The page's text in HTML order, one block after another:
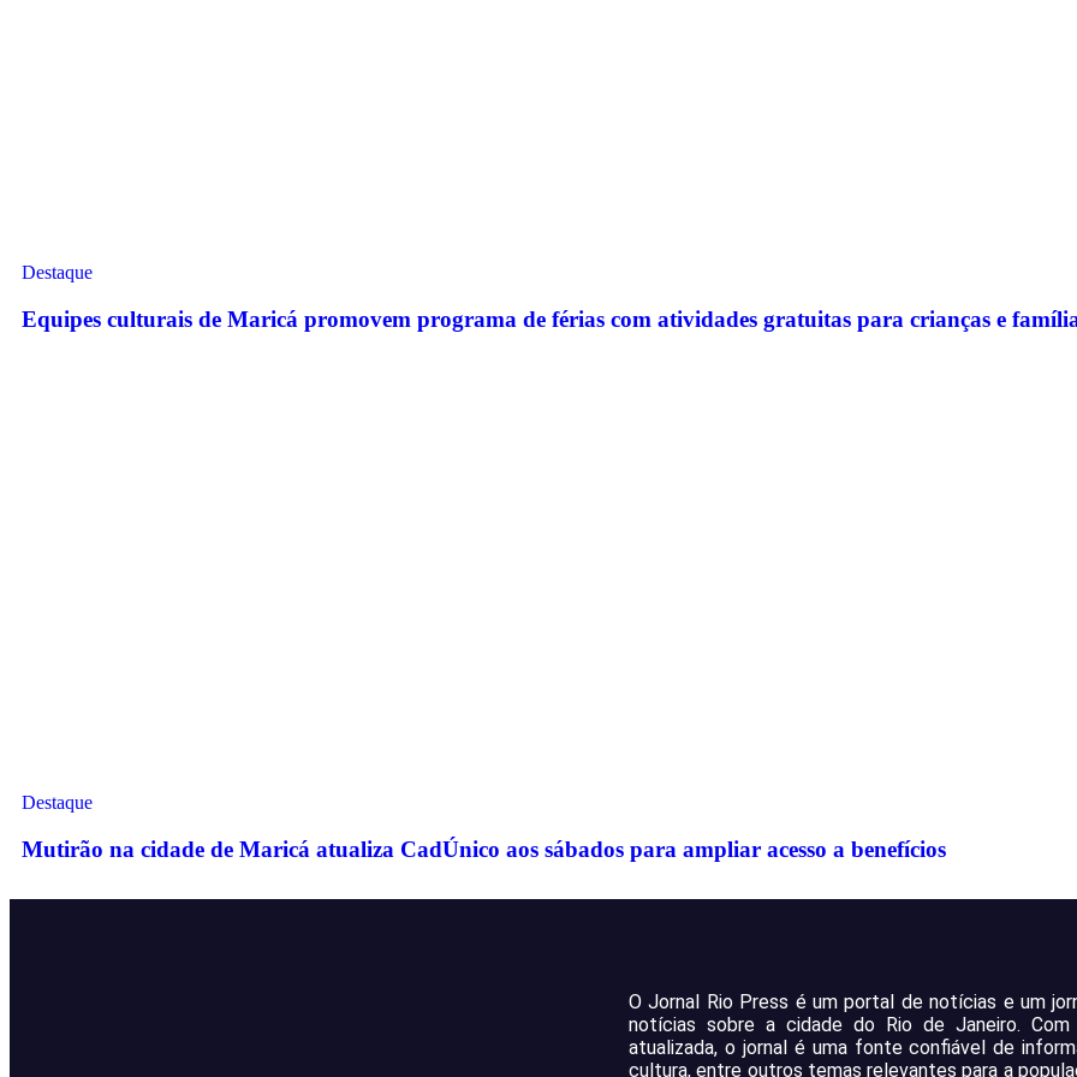
Destaque
Equipes culturais de Maricá promovem programa de férias com atividades gratuitas para crianças e
Destaque
Mutirão na cidade de Maricá atualiza CadÚnico aos sábados para ampliar acesso a benefícios
O Jornal Rio Press é um portal de notícias e um
notícias sobre a cidade do Rio de Janeiro. Com
atualizada, o jornal é uma fonte confiável de
cultura, entre outros temas relevantes para a